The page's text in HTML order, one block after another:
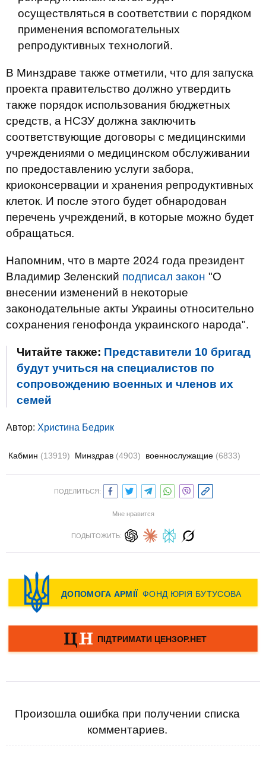
осуществляться в соответствии с порядком
применения вспомогательных
репродуктивных технологий.
В Минздраве также отметили, что для запуска
проекта правительство должно утвердить
также порядок использования бюджетных
средств, а НСЗУ должна заключить
соответствующие договоры с медицинскими
учреждениями о медицинском обслуживании
по предоставлению услуги забора,
криоконсервации и хранения репродуктивных
клеток. И после этого будет обнародован
перечень учреждений, в которые можно будет
обращаться.
Напомним, что в марте 2024 года президент
Владимир Зеленский подписал закон "О
внесении изменений в некоторые
законодательные акты Украины относительно
сохранения генофонда украинского народа".
Читайте также: Представители 10 бригад
будут учиться на специалистов по
сопровождению военных и членов их
семей
Автор: Христина Бедрик
Кабмин (13919) Минздрав (4903) военнослужащие (6833)
ПОДЕЛИТЬСЯ:
Мне нравится
ПОДЫТОЖИТЬ:
Произошла ошибка при получении списка
комментариев.